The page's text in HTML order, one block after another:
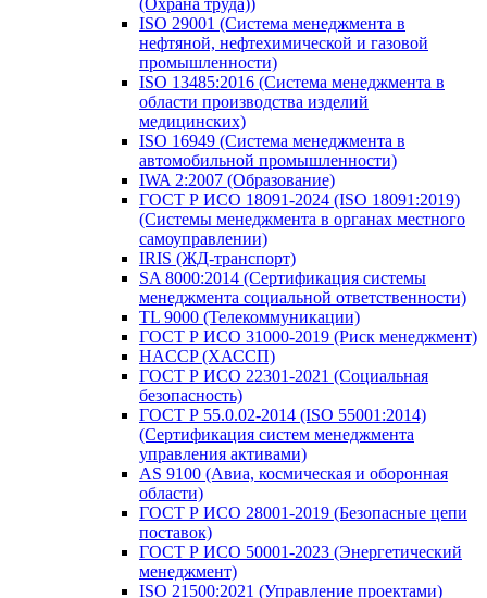
(Охрана труда))
ISO 29001 (Система менеджмента в
нефтяной, нефтехимической и газовой
промышленности)
ISO 13485:2016 (Система менеджмента в
области производства изделий
медицинских)
ISO 16949 (Система менеджмента в
автомобильной промышленности)
IWA 2:2007 (Образование)
ГОСТ Р ИСО 18091-2024 (ISO 18091:2019)
(Системы менеджмента в органах местного
самоуправлении)
IRIS (ЖД-транспорт)
SA 8000:2014 (Сертификация системы
менеджмента социальной ответственности)
TL 9000 (Телекоммуникации)
ГОСТ Р ИСО 31000-2019 (Риск менеджмент)
HACCP (ХАССП)
ГОСТ Р ИСО 22301-2021 (Социальная
безопасность)
ГОСТ Р 55.0.02-2014 (ISO 55001:2014)
(Сертификация систем менеджмента
управления активами)
AS 9100 (Авиа, космическая и оборонная
области)
ГОСТ Р ИСО 28001-2019 (Безопасные цепи
поставок)
ГОСТ Р ИСО 50001-2023 (Энергетический
менеджмент)
ISO 21500:2021 (Управление проектами)